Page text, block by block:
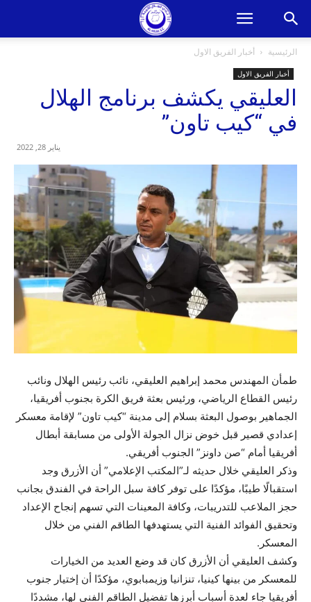
الرئيسية أخبار الفريق الاول
أخبار الفريق الاول
العليقي يكشف برنامج الهلال
في “كيب تاون”
يناير 28, 2022
طمأن المهندس محمد إبراهيم العليقي، نائب رئيس الهلال ونائب
رئيس القطاع الرياضي، ورئيس بعثة فريق الكرة بجنوب أفريقيا،
الجماهير بوصول البعثة بسلام إلى مدينة “كيب تاون” لإقامة معسكر
إعدادي قصير قبل خوض نزال الجولة الأولى من مسابقة أبطال
أفريقيا أمام “صن داونز” الجنوب أفريقي.
وذكر العليقي خلال حديثه لـ”المكتب الإعلامي” أن الأزرق وجد
استقبالًا طيبًا، مؤكدًا على توفر كافة سبل الراحة في الفندق بجانب
حجز الملاعب للتدريبات، وكافة المعينات التي تسهم إنجاح الإعداد
وتحقيق الفوائد الفنية التي يستهدفها الطاقم الفني من خلال
المعسكر.
وكشف العليقي أن الأزرق كان قد وضع العديد من الخيارات
للمعسكر من بينها كينيا، تنزانيا وزيمبابوي، مؤكدًا أن إختيار جنوب
أفريقيا جاء لعدة أسباب أبرزها تفضيل الطاقم الفني لها، مشددًا